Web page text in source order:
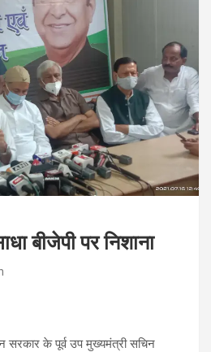
बीजेपी पर निशाना
सरकार के पूर्व उप मुख्यमंत्री सचिन